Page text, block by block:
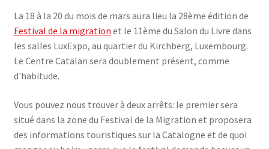
La 18 à la 20 du mois de mars aura lieu la 28ème édition de
Festival de la migration et le 11ème du Salon du Livre dans
les salles LuxExpo, au quartier du Kirchberg, Luxembourg.
Le Centre Catalan sera doublement présent, comme
d'habitude.
Vous pouvez nous trouver à deux arrêts: le premier sera
situé dans la zone du Festival de la Migration et proposera
des informations touristiques sur la Catalogne et de quoi